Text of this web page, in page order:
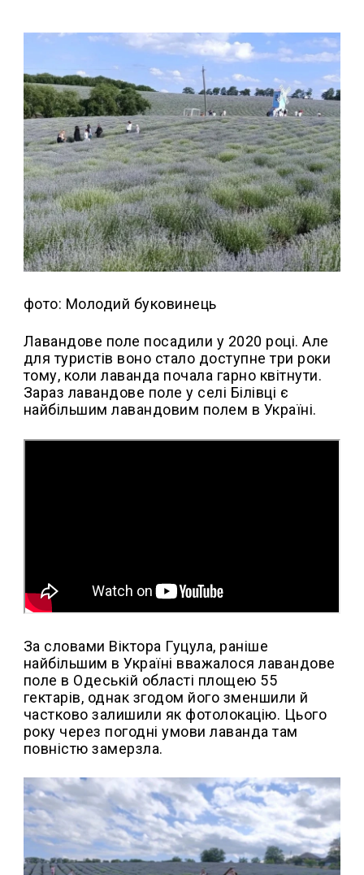
фото: Молодий буковинець
Лавандове поле посадили у 2020 році. Але
для туристів воно стало доступне три роки
тому, коли лаванда почала гарно квітнути.
Зараз лавандове поле у селі Білівці є
найбільшим лавандовим полем в Україні.
За словами Віктора Гуцула, раніше
найбільшим в Україні вважалося лавандове
поле в Одеській області площею 55
гектарів, однак згодом його зменшили й
частково залишили як фотолокацію. Цього
року через погодні умови лаванда там
повністю замерзла.